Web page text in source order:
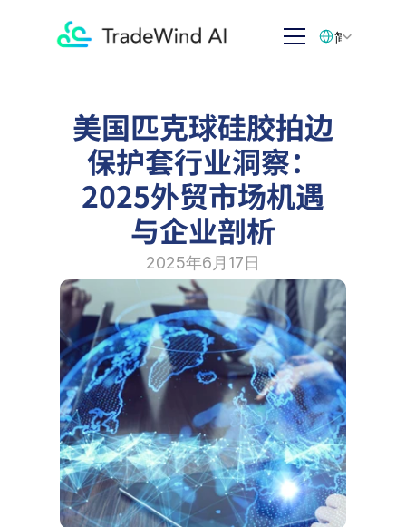
美国匹克球硅胶拍边
保护套行业洞察：
2025外贸市场机遇
与企业剖析
2025年6月17日
简体中文